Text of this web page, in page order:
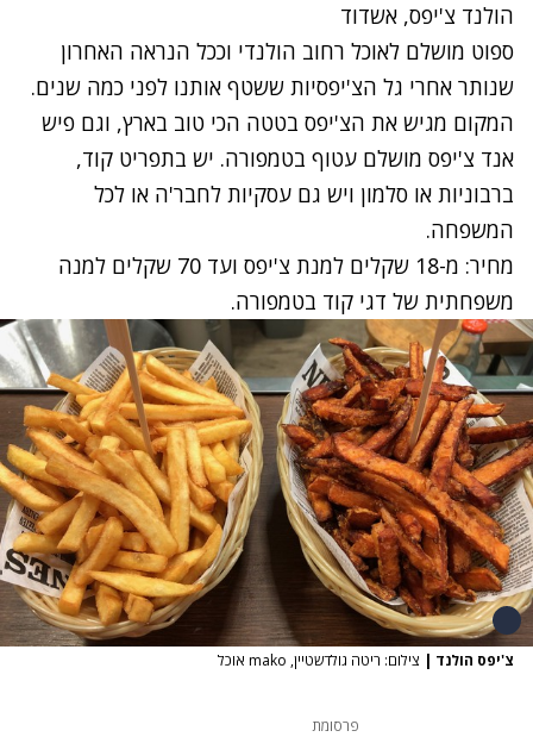
הולנד צ'יפס, אשדוד
ספוט מושלם לאוכל רחוב הולנדי וככל הנראה האחרון
שנותר אחרי גל הצ'יפסיות ששטף אותנו לפני כמה שנים.
המקום מגיש את הצ'יפס בטטה הכי טוב בארץ, וגם פיש
אנד צ'יפס מושלם עטוף בטמפורה. יש בתפריט קוד,
ברבוניות או סלמון ויש גם עסקיות לחבר'ה או לכל
המשפחה.
מחיר: מ-18 שקלים למנת צ'יפס ועד 70 שקלים למנה
משפחתית של דגי קוד בטמפורה.
צ'יפס הולנד | צילום: ריטה גולדשטיין, mako אוכל
פרסומת